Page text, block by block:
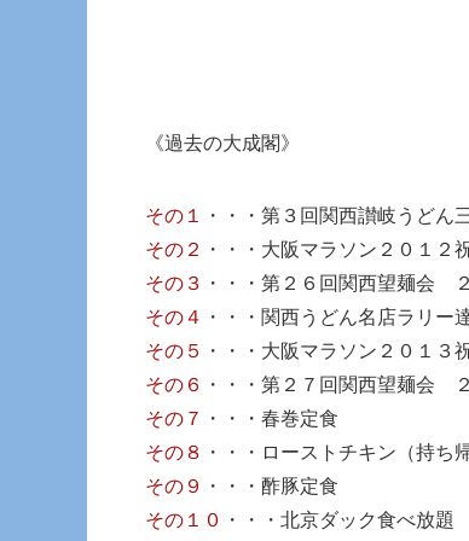
《過去の大成閣》
その１
・・・第３回関西讃岐うどん
その２
・・・大阪マラソン２０１２
その３ ・・・第２６回関西望麺会
その４ ・・・関西うどん名店ラリー
その５
・・・大阪マラソン２０１３
その６
・・・第２７回関西望麺会
その７
・・・春巻定食
その８ ・・・ローストチキン（持ち
その９
・・・酢豚定食
その１０ ・・・北京ダック食べ放題